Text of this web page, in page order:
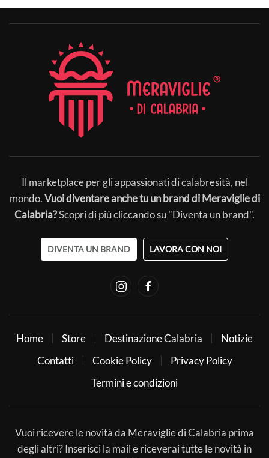
Il marketplace per gli appassionati di calabresità, nel
mondo.Vuoi diventare anche tu un brand di Meraviglie di
Calabria?Scopri di più cliccando su "Diventa un brand".
DIVENTA UN BRAND LAVORA CON NOI
Home Store Destinazione Calabria
Notizie
Contatti
Cookie Policy
Privacy Policy
Termini e condizioni
Vuoi ricevere le novità da Meraviglie di Calabria prima
degli altri? Inserisci la mail e riceverai tutte le novità in